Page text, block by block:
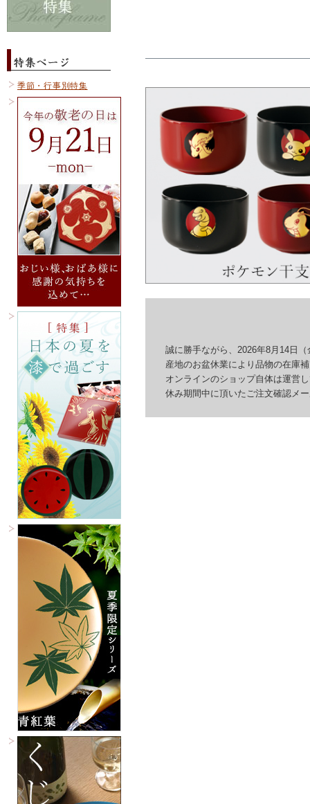
季節・行事別特集
誠に勝手ながら、2026年8月14日（
産地のお盆休業により品物の在庫補
オンラインのショップ自体は運営し
休み期間中に頂いたご注文確認メー